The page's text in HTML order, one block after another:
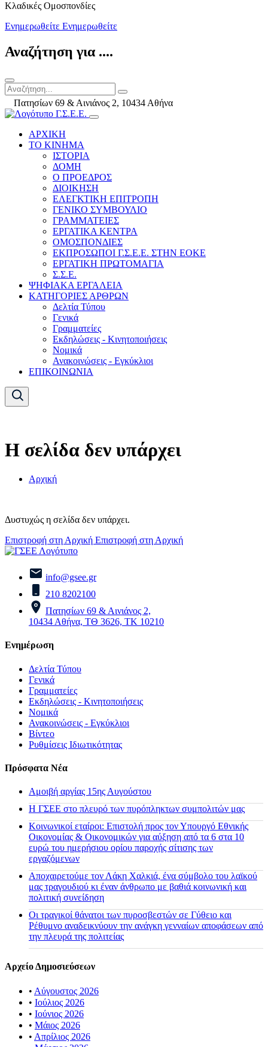
Kλαδικές Ομοσπονδίες
Ενημερωθείτε Ενημερωθείτε
Αναζήτηση για ....
Πατησίων 69 & Αινιάνος 2, 10434 Αθήνα
ΑΡΧΙΚΗ
ΤΟ ΚΙΝΗΜΑ
ΙΣΤΟΡΙΑ
ΔΟΜΗ
Ο ΠΡΟΕΔΡΟΣ
ΔΙΟΙΚΗΣΗ
ΕΛΕΓΚΤΙΚΗ ΕΠΙΤΡΟΠΗ
ΓΕΝΙΚΟ ΣΥΜΒΟΥΛΙΟ
ΓΡΑΜΜΑΤΕΙΕΣ
ΕΡΓΑΤΙΚΑ ΚΕΝΤΡΑ
ΟΜΟΣΠΟΝΔΙΕΣ
ΕΚΠΡΟΣΩΠΟΙ Γ.Σ.Ε.Ε. ΣΤΗΝ ΕΟΚΕ
ΕΡΓΑΤΙΚΗ ΠΡΩΤΟΜΑΓΙΑ
Σ.Σ.Ε.
ΨΗΦΙΑΚΑ ΕΡΓΑΛΕΙΑ
ΚΑΤΗΓΟΡΙΕΣ ΑΡΘΡΩΝ
Δελτία Τύπου
Γενικά
Γραμματείες
Εκδηλώσεις - Κινητοποιήσεις
Νομικά
Ανακοινώσεις - Εγκύκλιοι
ΕΠΙΚΟΙΝΩΝΙΑ
Η σελίδα δεν υπάρχει
Αρχική
Δυστυχώς η σελίδα δεν υπάρχει.
Επιστροφή στη Αρχική Επιστροφή στη Αρχική
info@gsee.gr
210 8202100
Πατησίων 69 & Αινιάνος 2,
10434 Αθήνα, ΤΘ 3626, ΤΚ 10210
Ενημέρωση
Δελτία Τύπου
Γενικά
Γραμματείες
Εκδηλώσεις - Κινητοποιήσεις
Νομικά
Ανακοινώσεις - Εγκύκλιοι
Βίντεο
Ρυθμίσεις Ιδιωτικότητας
Πρόσφατα Νέα
Αμοιβή αργίας 15ης Αυγούστου
H ΓΣΕΕ στο πλευρό των πυρόπληκτων συμπολιτών μας
Κοινωνικοί εταίροι: Επιστολή προς τον Υπουργό Εθνικής
Οικονομίας & Οικονομικών για αύξηση από τα 6 στα 10
ευρώ του ημερήσιου ορίου παροχής σίτισης των
εργαζόμενων
Αποχαιρετούμε τον Λάκη Χαλκιά, ένα σύμβολο του λαϊκού
μας τραγουδιού κι έναν άνθρωπο με βαθιά κοινωνική και
πολιτική συνείδηση
Οι τραγικοί θάνατοι των πυροσβεστών σε Γύθειο και
Ρέθυμνο αναδεικνύουν την ανάγκη γενναίων αποφάσεων από
την πλευρά της πολιτείας
Αρχείο Δημοσιεύσεων
• Αύγουστος 2026
• Ιούλιος 2026
• Ιούνιος 2026
• Μάιος 2026
• Απρίλιος 2026